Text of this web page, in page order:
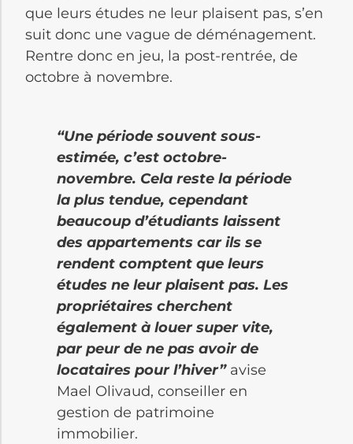
que leurs études ne leur plaisent pas, s’en
suit donc une vague de déménagement.
Rentre donc en jeu, la post-rentrée, de
octobre à novembre.
“Une période souvent sous-
estimée, c’est octobre-
novembre. Cela reste la période
la plus tendue, cependant
beaucoup d’étudiants laissent
des appartements car ils se
rendent comptent que leurs
études ne leur plaisent pas. Les
propriétaires cherchent
également à louer super vite,
par peur de ne pas avoir de
locataires pour l’hiver”avise
Mael Olivaud, conseiller en
gestion de patrimoine
immobilier.